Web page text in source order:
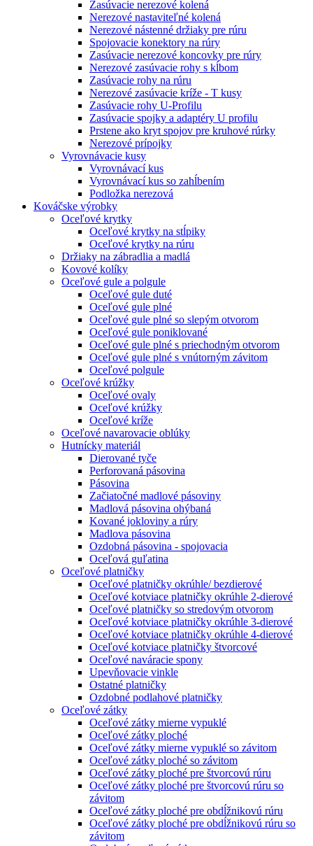
Zasúvacie nerezové kolená
Nerezové nastaviteľné kolená
Nerezové nástenné držiaky pre rúru
Spojovacie konektory na rúry
Zasúvacie nerezové koncovky pre rúry
Nerezové zasúvacie rohy s kĺbom
Zasúvacie rohy na rúru
Nerezové zasúvacie kríže - T kusy
Zasúvacie rohy U-Profilu
Zasúvacie spojky a adaptéry U profilu
Prstene ako kryt spojov pre kruhové rúrky
Nerezové prípojky
Vyrovnávacie kusy
Vyrovnávací kus
Vyrovnávací kus so zahĺbením
Podložka nerezová
Kováčske výrobky
Oceľové krytky
Oceľové krytky na stĺpiky
Oceľové krytky na rúru
Držiaky na zábradlia a madlá
Kovové kolíky
Oceľové gule a polgule
Oceľové gule duté
Oceľové gule plné
Oceľové gule plné so slepým otvorom
Oceľové gule poniklované
Oceľové gule plné s priechodným otvorom
Oceľové gule plné s vnútorným závitom
Oceľové polgule
Oceľové krúžky
Oceľové ovaly
Oceľové krúžky
Oceľové kríže
Oceľové navarovacie oblúky
Hutnícky materiál
Dierované tyče
Perforovaná pásovina
Pásovina
Začiatočné madlové pásoviny
Madlová pásovina ohýbaná
Kované jokloviny a rúry
Madlova pásovina
Ozdobná pásovina - spojovacia
Oceľová guľatina
Oceľové platničky
Oceľové platničky okrúhle/ bezdierové
Oceľové kotviace platničky okrúhle 2-dierové
Oceľové platničky so stredovým otvorom
Oceľové kotviace platničky okrúhle 3-dierové
Oceľové kotviace platničky okrúhle 4-dierové
Oceľové kotviace platničky štvorcové
Oceľové naváracie spony
Upevňovacie vinkle
Ostatné platničky
Ozdobné podlahové platničky
Oceľové zátky
Oceľové zátky mierne vypuklé
Oceľové zátky ploché
Oceľové zátky mierne vypuklé so závitom
Oceľové zátky ploché so závitom
Oceľové zátky ploché pre štvorcovú rúru
Oceľové zátky ploché pre štvorcovú rúru so
závitom
Oceľové zátky ploché pre obdĺžnikovú rúru
Oceľové zátky ploché pre obdĺžnikovú rúru so
závitom